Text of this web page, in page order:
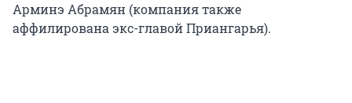
Арминэ Абрамян (компания также
аффилирована экс-главой Приангарья).